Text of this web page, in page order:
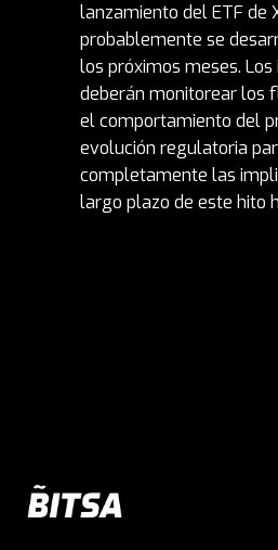
lanzamiento del ETF de
probablemente se
los próximos meses.
deberán monitorear los
el comportamiento del
evolución regulatoria
completamente las
largo plazo de este hito